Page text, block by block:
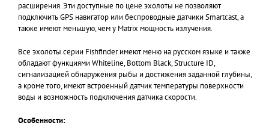
расширения. Эти доступные по цене эхолоты не позволяют
подключить GPS навигатор или беспроводные датчики Smartcast, а
также имеют меньшую, чем у Matrix мощность излучения.
Все эхолоты серии Fishfinder имеют меню на русском языке и также
обладают функциями Whiteline, Bottom Black, Structure ID,
сигнализацией обнаружения рыбы и достижения заданной глубины,
а кроме того, имеют встроенный датчик температуры поверхности
воды и возможность подключения датчика скорости.
Особенности: